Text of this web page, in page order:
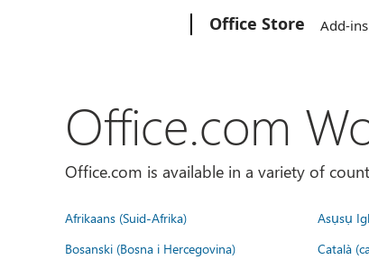
Office Store Add-ins
Office.com
Office.com is available in a variety of
Afrikaans (Suid-Afrika) Asụsụ
Bosanski (Bosna i Hercegovina)
Català